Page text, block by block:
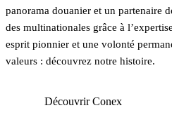
panorama douanier et un partenaire
des multinationales grâce à
esprit pionnier et une volonté
valeurs : découvrez notre histoire.
Découvrir Conex